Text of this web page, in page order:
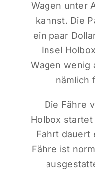
Wagen unter
kannst. Die
ein paar
Insel
Wagen wenig
nämlich
Die Fähre
Holbox
Fahrt dauert
Fähre ist